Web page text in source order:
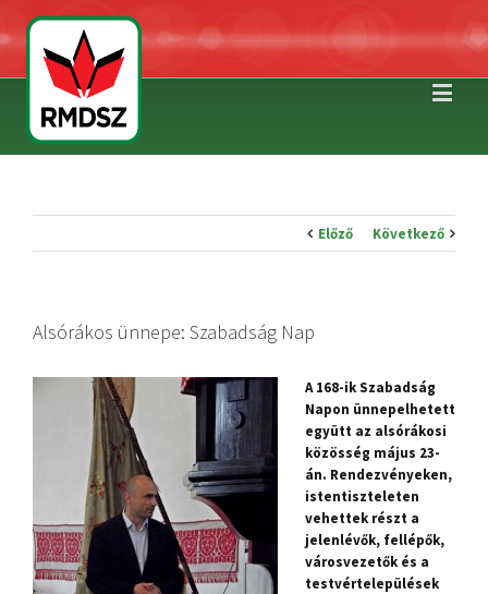
Előző Következő
Alsórákos ünnepe: Szabadság Nap
A 168-ik Szabadság
Napon ünnepelhetett
együtt az alsórákosi
közösség május 23-
án. Rendezvényeken,
istentiszteleten
vehettek részt a
jelenlévők, fellépők,
városvezetők és a
testvértelepülések